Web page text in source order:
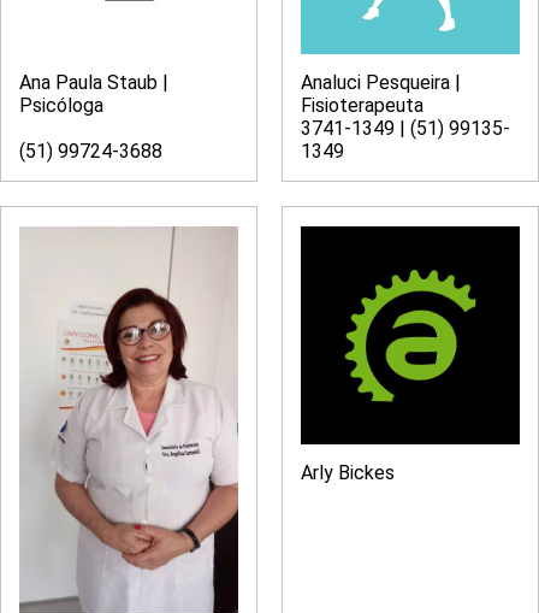
Ana Paula Staub |
Psicóloga
(51) 99724-3688
Analuci Pesqueira |
Fisioterapeuta
3741-1349 | (51) 99135-
1349
Arly Bickes